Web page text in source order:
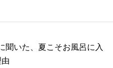
聞いた、夏こそお風呂に入